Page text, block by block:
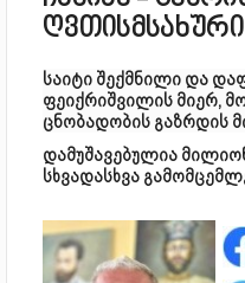
ღვთისმსახური
საიტი შექმნილი და
ფეიქრიშვილის მიერ,
ცნობადობის გაზრდის
დამუშავებულია
სხვადასხვა